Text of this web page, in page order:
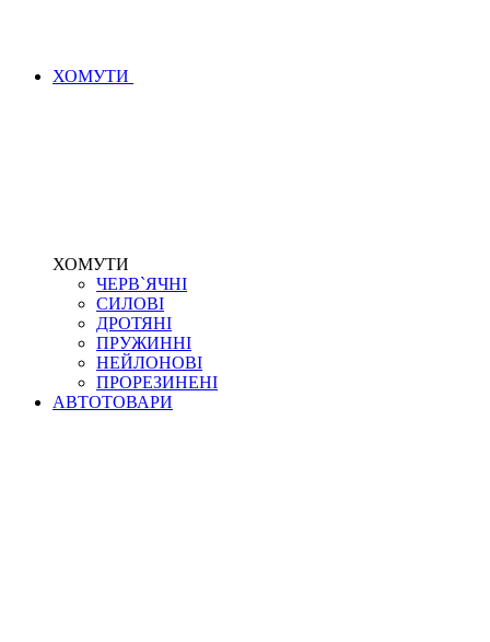
ХОМУТИ
ХОМУТИ
ЧЕРВ`ЯЧНІ
СИЛОВІ
ДРОТЯНІ
ПРУЖИННІ
НЕЙЛОНОВІ
ПРОРЕЗИНЕНІ
АВТОТОВАРИ